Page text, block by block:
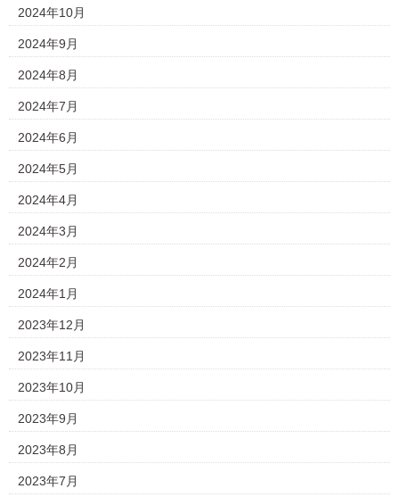
2024年10月
2024年9月
2024年8月
2024年7月
2024年6月
2024年5月
2024年4月
2024年3月
2024年2月
2024年1月
2023年12月
2023年11月
2023年10月
2023年9月
2023年8月
2023年7月